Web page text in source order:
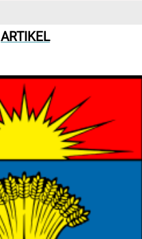
ARTIKEL